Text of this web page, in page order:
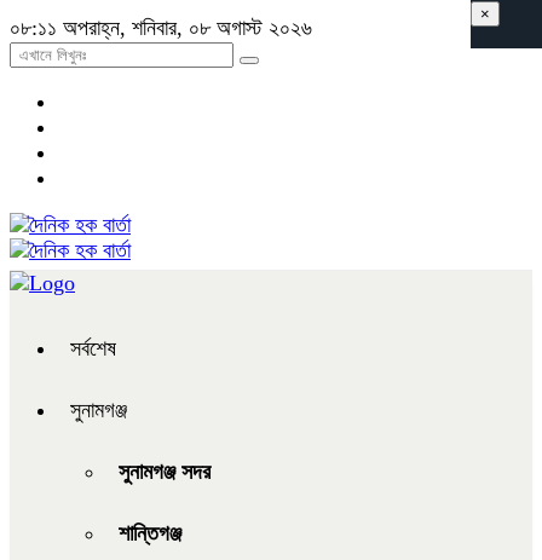
০৮:১১ অপরাহ্ন, শনিবার, ০৮ অগাস্ট ২০২৬
সর্বশেষ
সুনামগঞ্জ
সুনামগঞ্জ সদর
শান্তিগঞ্জ
×